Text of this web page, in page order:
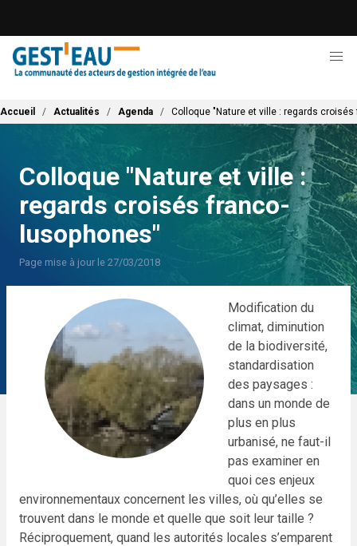
contenu
principal
Fil d'Ariane
Accueil Actualités Agenda Colloque "Nature et ville : regards
Colloque "Nature et ville :
regards croisés franco-
lusophones"
Page mise à jour le 27/03/2018
Modification du
climat, diminution
de la biodiversité,
standardisation
des paysages :
dans un monde de
plus en plus
urbanisé, ne faut-il
pas examiner en
quoi ces enjeux
environnementaux concernent les villes, où qu’elles se
trouvent dans le monde et quelle que soit leur taille ?
Réciproquement, quand les autorités locales s’emparent